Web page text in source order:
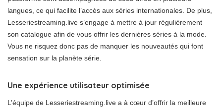
langues, ce qui facilite l’accès aux séries internationales. De plus,
Lesseriestreaming.live s’engage à mettre à jour régulièrement
son catalogue afin de vous offrir les dernières séries à la mode.
Vous ne risquez donc pas de manquer les nouveautés qui font
sensation sur la planète série.
Une expérience utilisateur optimisée
L’équipe de Lesseriestreaming.live a à cœur d’offrir la meilleure